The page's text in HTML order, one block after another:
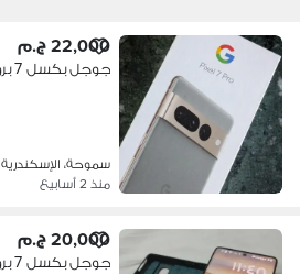
22,000 ج.م
جوجل بكسل 7 برو
سموحة، الإسكندرية
منذ 2 أسابيع
20,000 ج.م
جوجل بكسل 7 برو